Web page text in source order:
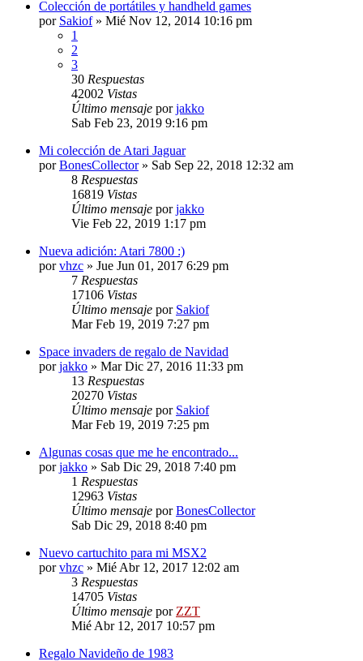
Colección de portátiles y handheld games
por Sakiof» Mié Nov 12, 2014 10:16 pm
1
2
3
30 Respuestas
42002 Vistas
Último mensaje porjakko
Sab Feb 23, 2019 9:16 pm
Mi colección de Atari Jaguar
porBonesCollector» Sab Sep 22, 2018 12:32 am
8 Respuestas
16819 Vistas
Último mensaje porjakko
Vie Feb 22, 2019 1:17 pm
Nueva adición: Atari 7800 :)
porvhzc » Jue Jun 01, 2017 6:29 pm
7 Respuestas
17106 Vistas
Último mensaje por Sakiof
Mar Feb 19, 2019 7:27 pm
Space invaders de regalo de Navidad
porjakko » Mar Dic 27, 2016 11:33 pm
13 Respuestas
20270 Vistas
Último mensaje por Sakiof
Mar Feb 19, 2019 7:25 pm
Algunas cosas que me he encontrado...
porjakko » Sab Dic 29, 2018 7:40 pm
1 Respuestas
12963 Vistas
Último mensaje porBonesCollector
Sab Dic 29, 2018 8:40 pm
Nuevo cartuchito para mi MSX2
porvhzc » Mié Abr 12, 2017 12:02 am
3 Respuestas
14705 Vistas
Último mensaje por ZZT
Mié Abr 12, 2017 10:57 pm
Regalo Navideño de 1983